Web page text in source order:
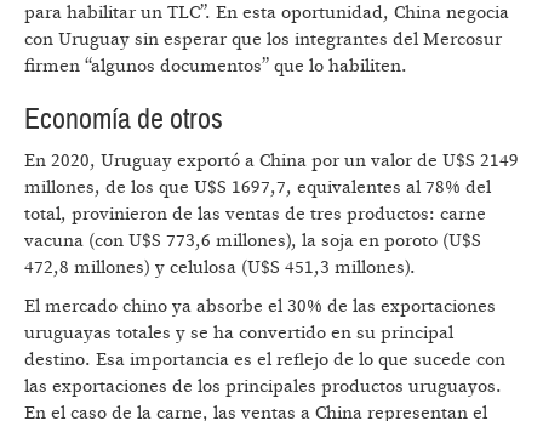
para habilitar un TLC”. En esta oportunidad, China negocia
con Uruguay sin esperar que los integrantes del Mercosur
firmen “algunos documentos” que lo habiliten.
Economía de otros
En 2020, Uruguay exportó a China por un valor de U$S 2149
millones, de los que U$S 1697,7, equivalentes al 78% del
total, provinieron de las ventas de tres productos: carne
vacuna (con U$S 773,6 millones), la soja en poroto (U$S
472,8 millones) y celulosa (U$S 451,3 millones).
El mercado chino ya absorbe el 30% de las exportaciones
uruguayas totales y se ha convertido en su principal
destino. Esa importancia es el reflejo de lo que sucede con
las exportaciones de los principales productos uruguayos.
En el caso de la carne, las ventas a China representan el